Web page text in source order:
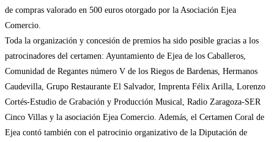
de compras valorado en 500 euros otorgado por la Asociación Ejea
Comercio.
Toda la organización y concesión de premios ha sido posible gracias a los
patrocinadores del certamen: Ayuntamiento de Ejea de los Caballeros,
Comunidad de Regantes número V de los Riegos de Bardenas, Hermanos
Caudevilla, Grupo Restaurante El Salvador, Imprenta Félix Arilla, Lorenzo
Cortés-Estudio de Grabación y Producción Musical, Radio Zaragoza-SER
Cinco Villas y la asociación Ejea Comercio. Además, el Certamen Coral de
Ejea contó también con el patrocinio organizativo de la Diputación de